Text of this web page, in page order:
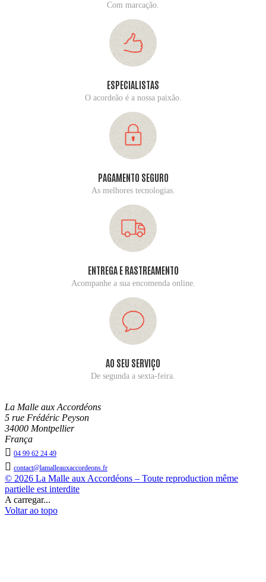
Com marcação.
ESPECIALISTAS
O acordeão é a nossa paixão.
PAGAMENTO SEGURO
As melhores tecnologias.
ENTREGA E RASTREAMENTO
Acompanhe a sua encomenda online.
AO SEU SERVIÇO
De segunda a sexta-feira.
La Malle aux Accordéons
5 rue Frédéric Peyson
34000 Montpellier
França
 04 99 62 24 49
 contact@lamalleauxaccordeons.fr
© 2026 La Malle aux Accordéons – Toute reproduction même
partielle est interdite
A carregar...
Voltar ao topo